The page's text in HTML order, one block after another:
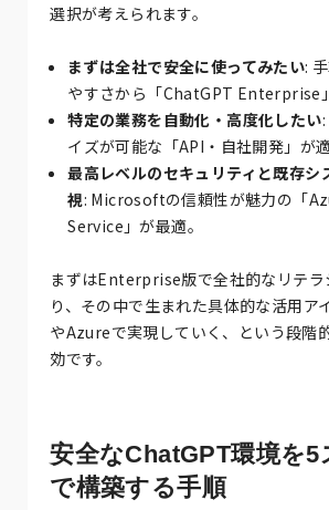
選択が考えられます。
まずは全社で安全に使ってみたい:
やすさから「ChatGPT Enterprise
特定の業務を自動化・高度化したい
イズが可能な「API・自社開発」が
最高レベルのセキュリティと既存シ
視: Microsoftの信頼性が魅力の「
Service」が最適。
まずはEnterprise版で全社的なリテラ
り、その中で生まれた具体的な活用ア
やAzureで実現していく、という段階
効です。
安全なChatGPT環境を5
で構築する手順